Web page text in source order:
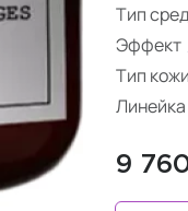
Тип
Эффект
Тип кожи
Линейка
9